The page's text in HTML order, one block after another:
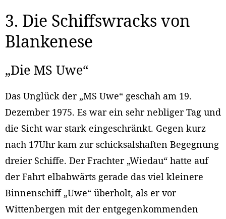
3. Die Schiffswracks von
Blankenese
„Die MS Uwe“
Das Unglück der „MS Uwe“ geschah am 19.
Dezember 1975. Es war ein sehr nebliger Tag und
die Sicht war stark eingeschränkt. Gegen kurz
nach 17Uhr kam zur schicksalshaften Begegnung
dreier Schiffe. Der Frachter „Wiedau“ hatte auf
der Fahrt elbabwärts gerade das viel kleinere
Binnenschiff „Uwe“ überholt, als er vor
Wittenbergen mit der entgegenkommenden